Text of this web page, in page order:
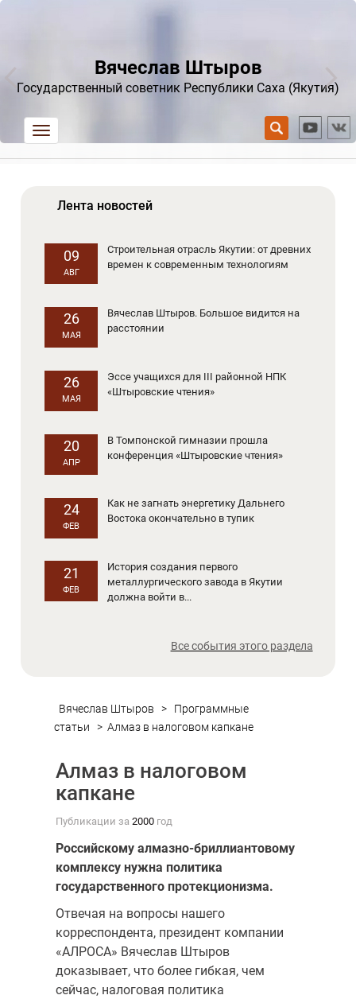
Вячеслав Штыров
Государственный советник Республики Саха (Якутия)
trk
Лента новостей
09
АВГ
Строительная отрасль Якутии: от древних
времен к современным технологиям
26
МАЯ
Вячеслав Штыров. Большое видится на
расстоянии
26
МАЯ
Эссе учащихся для III районной НПК
«Штыровские чтения»
20
АПР
В Томпонской гимназии прошла
конференция «Штыровские чтения»
24
ФЕВ
Как не загнать энергетику Дальнего
Востока окончательно в тупик
21
ФЕВ
История создания первого
металлургического завода в Якутии
должна войти в...
Все события этого раздела
Вячеслав Штыров >
Программные
статьи
> Алмаз в налоговом капкане
Алмаз в налоговом
капкане
Публикации за2000 год
Российскому алмазно-бриллиантовому
комплексу нужна политика
государственного протекционизма.
Отвечая на вопросы нашего
корреспондента, президент компании
«АЛРОСА» Вячеслав Штыров
доказывает, что более гибкая, чем
сейчас, налоговая поли­тика